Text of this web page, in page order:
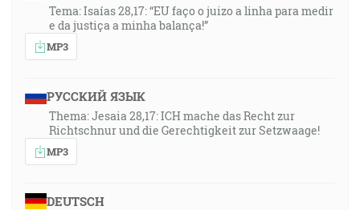
Tema: Isaías 28,17: “EU faço o juizo a linha para medir
e da justiça a minha balança!”
MP3
РУССКИЙ ЯЗЫК
Thema: Jesaia 28,17: ICH mache das Recht zur
Richtschnur und die Gerechtigkeit zur Setzwaage!
MP3
DEUTSCH